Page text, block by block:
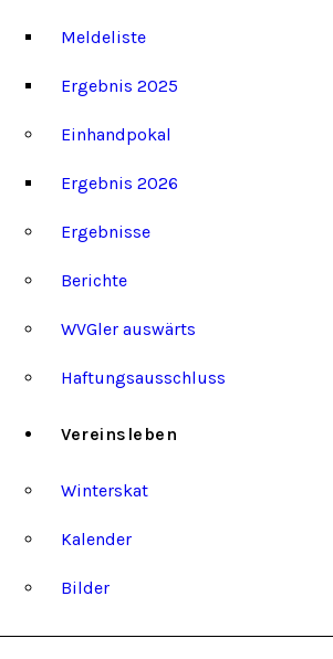
Meldeliste
Ergebnis 2025
Einhandpokal
Ergebnis 2026
Ergebnisse
Berichte
WVGler auswärts
Haftungsausschluss
Vereinsleben
Winterskat
Kalender
Bilder